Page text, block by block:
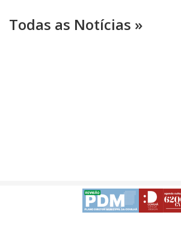
Todas as Notícias »